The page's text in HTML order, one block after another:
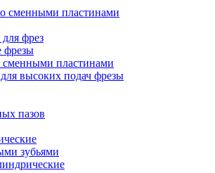
сменными пластинами
фрез
фрезы
пластинами
высоких подач фрезы
пазов
зубьями